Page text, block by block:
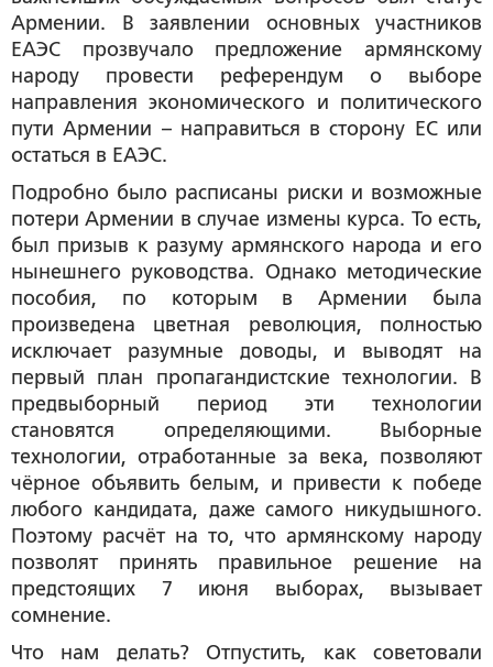
Армении. В заявлении основных участников
ЕАЭС прозвучало предложение армянскому
народу провести референдум о выборе
направления экономического и политического
пути Армении – направиться в сторону ЕС или
остаться в ЕАЭС.
Подробно было расписаны риски и возможные
потери Армении в случае измены курса. То есть,
был призыв к разуму армянского народа и его
нынешнего руководства. Однако методические
пособия, по которым в Армении была
произведена цветная революция, полностью
исключает разумные доводы, и выводят на
первый план пропагандистские технологии. В
предвыборный период эти технологии
становятся определяющими. Выборные
технологии, отработанные за века, позволяют
чёрное объявить белым, и привести к победе
любого кандидата, даже самого никудышного.
Поэтому расчёт на то, что армянскому народу
позволят принять правильное решение на
предстоящих 7 июня выборах, вызывает
сомнение.
Что нам делать? Отпустить, как советовали